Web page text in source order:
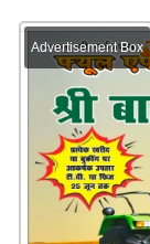
Advertisement Box